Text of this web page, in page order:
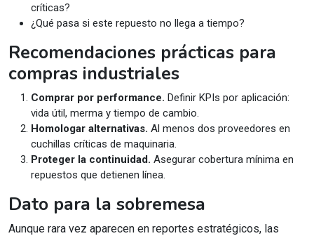
críticas?
¿Qué pasa si este repuesto no llega a tiempo?
Recomendaciones prácticas para
compras industriales
Comprar por performance. Definir KPIs por aplicación:
vida útil, merma y tiempo de cambio.
Homologar alternativas. Al menos dos proveedores en
cuchillas críticas de maquinaria.
Proteger la continuidad. Asegurar cobertura mínima en
repuestos que detienen línea.
Dato para la sobremesa
Aunque rara vez aparecen en reportes estratégicos, las